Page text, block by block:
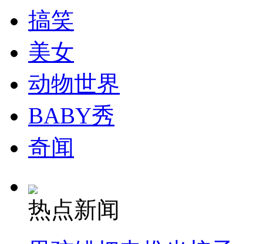
消防员救轻生者
司机酒驾遇交警 急速倒车逃窜
搞笑
美女
动物世界
BABY秀
奇闻
热点新闻